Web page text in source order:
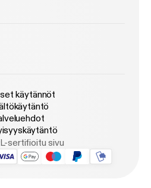
käytännöt
sertifioitu sivu